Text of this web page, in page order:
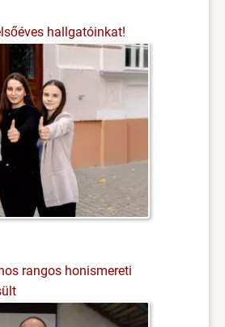
hallgatóinkat!
rangos honismereti